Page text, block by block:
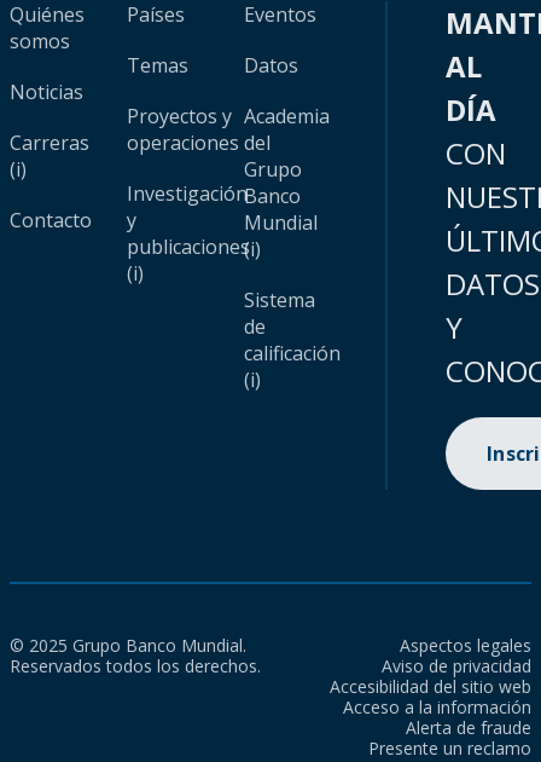
Quiénes
somos
Noticias
Carreras
(i)
Contacto
Países
Temas
Proyectos y
operaciones
Investigación
y
publicaciones
(i)
Eventos
Datos
Academia
del
Grupo
Banco
Mundial
(i)
Sistema
de
calificación
(i)
AL
DÍA
CON
DATOS
Y
© 2025 Grupo Banco Mundial.
Reservados todos los derechos.
Aspectos legales
Aviso de privacidad
Accesibilidad del sitio web
Acceso a la información
Alerta de fraude
Presente un reclamo